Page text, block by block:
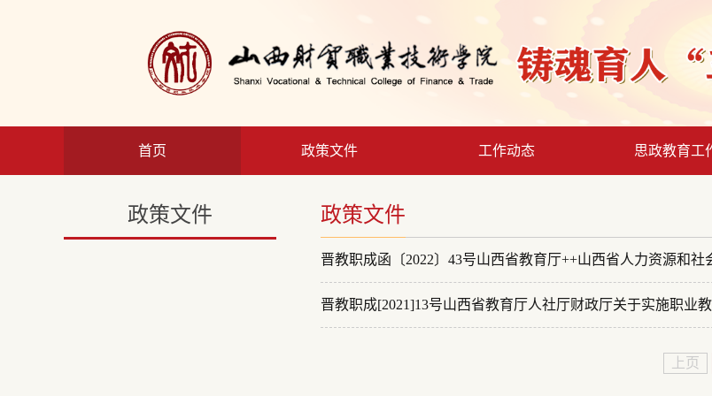
首页 政策文件 工作动态 思政教育工
政策文件 政策文件
晋教职成函〔2022〕43号山西省教育厅++山西省人力资源和社
晋教职成[2021]13号山西省教育厅人社厅财政厅关于实施职业
上页